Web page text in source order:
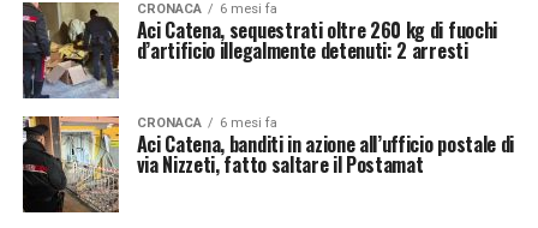
CRONACA 6 mesi fa
Aci Catena, sequestrati oltre 260 kg di fuochi
d’artificio illegalmente detenuti: 2 arresti
CRONACA 6 mesi fa
Aci Catena, banditi in azione all’ufficio postale di
via Nizzeti, fatto saltare il Postamat